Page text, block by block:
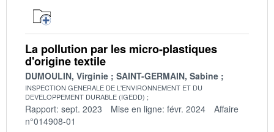
La pollution par les micro-plastiques
d'origine textile
DUMOULIN, Virginie SAINT-GERMAIN, Sabine
INSPECTION GENERALE DE L'ENVIRONNEMENT ET DU
DEVELOPPEMENT DURABLE (IGEDD)
Rapport: sept. 2023 Mise en ligne: févr. 2024
Affaire
n°014908-01